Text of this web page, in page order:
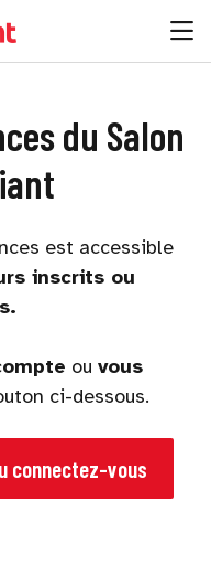
du Salon
est accessible
inscrits ou
ou vous
ci-dessous.
connectez-vous